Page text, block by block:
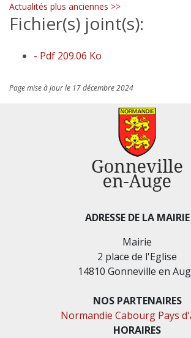
Actualités plus anciennes >>
Fichier(s) joint(s):
- Pdf 209.06 Ko
Page mise à jour le 17 décembre 2024
ADRESSE DE LA MAIRIE
Mairie
2 place de l'Eglise
14810 Gonneville en
NOS PARTENAIRES
Normandie Cabourg Pays
HORAIRES